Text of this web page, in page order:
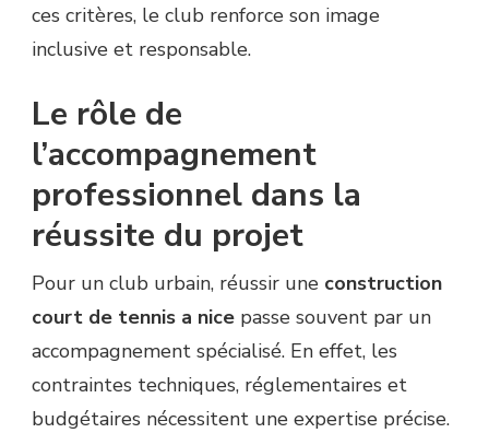
ces critères, le club renforce son image
inclusive et responsable.
Le rôle de
l’accompagnement
professionnel dans la
réussite du projet
Pour un club urbain, réussir une construction
court de tennis a nice passe souvent par un
accompagnement spécialisé. En effet, les
contraintes techniques, réglementaires et
budgétaires nécessitent une expertise précise.